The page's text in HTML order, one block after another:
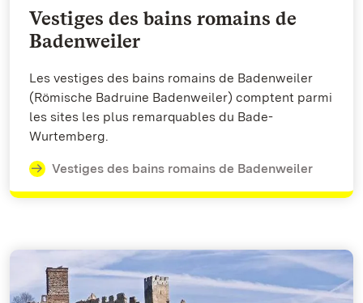
Vestiges des bains romains de
Badenweiler
Les vestiges des bains romains de Badenweiler
(Römische Badruine Badenweiler) comptent parmi
les sites les plus remarquables du Bade-
Wurtemberg.
Vestiges des bains romains de Badenweiler